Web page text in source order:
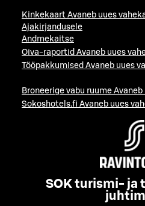
Kinkekaart Avaneb uues
Ajakirjandusele
Andmekaitse
Oiva-raportid Avaneb uues
Tööpakkumised Avaneb uues
Broneerige vabu ruume Avaneb
Sokoshotels.fi Avaneb uues
SOK turismi-